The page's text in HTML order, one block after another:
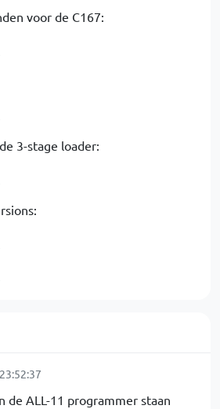
voor de C167:
3-stage loader:
de ALL-11 programmer staan